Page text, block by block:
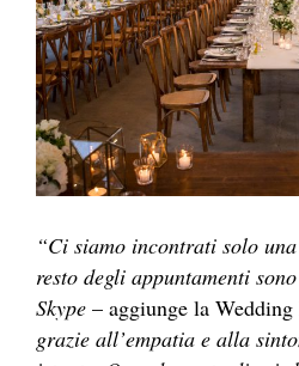
“Ci siamo incontrati solo
resto degli appuntamenti
Skype – aggiunge la Wedding
grazie all’empatia e alla